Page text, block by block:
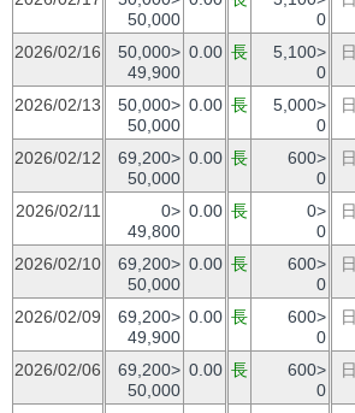
50,000
0
2026/02/16
50,000>
49,900
0.00 長
5,100>
0
日
2026/02/13
50,000>
50,000
0.00 長
5,000>
0
日
2026/02/12
69,200>
50,000
0.00 長
600>
0
日
2026/02/11
0>
49,800
0.00 長
0>
0
日
2026/02/10
69,200>
50,000
0.00 長
600>
0
日
2026/02/09
69,200>
49,900
0.00 長
600>
0
日
2026/02/06
69,200>
50,000
0.00 長
600>
0
日